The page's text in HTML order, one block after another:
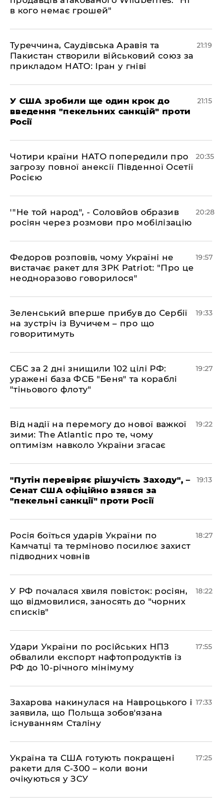
в кого немає грошей"
​Туреччина, Саудівська Аравія та
Пакистан створили військовий союз за
прикладом НАТО: Іран у гніві
21:19
​У США зробили ще один крок до
введення "пекельних санкцій" проти
Росії
21:15
​Чотири країни НАТО попередили про
загрозу повної анексії Південної Осетії
Росією
20:35
​'"Не той народ", - Соловйов образив
росіян через розмови про мобілізацію
20:28
​Федоров розповів, чому Україні не
вистачає ракет для ЗРК Patriot: "Про це
неодноразово говорилося"
19:57
​Зеленський вперше прибув до Сербії
на зустріч із Вучичем – про що
говоритимуть
19:33
​СБС за 2 дні знищили 102 цілі РФ:
уражені база ФСБ "Беня" та кораблі
"тіньового флоту"
19:27
​Від надії на перемогу до нової важкої
зими: The Atlantic про те, чому
оптимізм навколо України згасає
19:22
​"Путін перевіряє рішучість Заходу", –
Сенат США офіційно взявся за
"пекельні санкції" проти Росії
19:13
​Росія боїться ударів України по
Камчатці та терміново посилює захист
підводних човнів
18:27
​У РФ почалася хвиля повісток: росіян,
що відмовилися, заносять до "чорних
списків"
18:22
​Удари України по російських НПЗ
обвалили експорт нафтопродуктів із
РФ до 10-річного мінімуму
17:55
​Захарова накинулася на Навроцького і
заявила, що Польща зобов'язана
існуванням Сталіну
17:33
​Україна та США готують покращені
ракети для С-300 – коли вони
очікуються у ЗСУ
17:25